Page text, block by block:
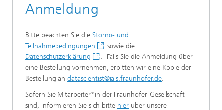
Anmeldung
Bitte beachten Sie die Storno- und
Teilnahmebedingungen
sowie die
Datenschutzerklärung
. Falls Sie die Anmeldung über
eine Bestellung vornehmen, erbitten wir eine Kopie der
Bestellung an datascientist@iais.fraunhofer.de.
Sofern Sie Mitarbeiter*in der Fraunhofer-Gesellschaft
sind, informieren Sie sich bitte hier über unsere